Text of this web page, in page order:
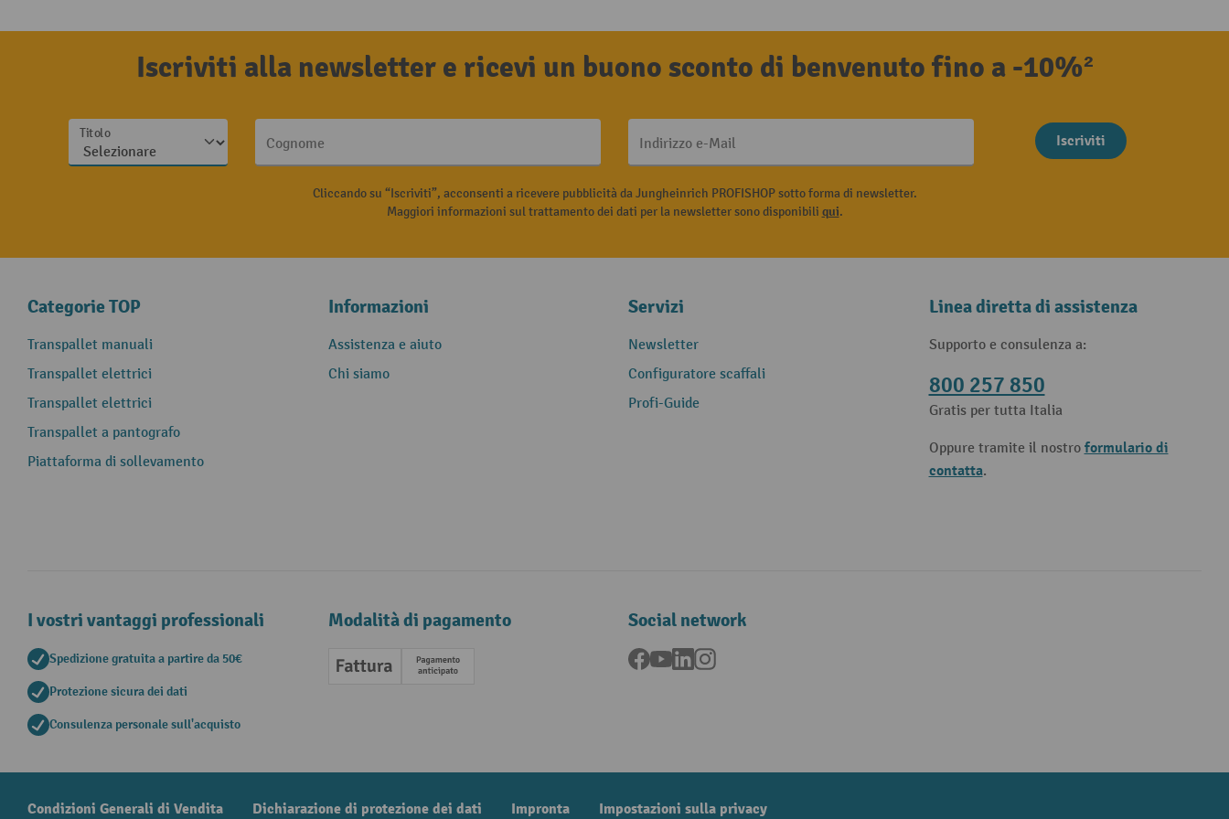
Iscriviti alla newsletter e ricevi un buono sconto di benvenuto fino a -10%²
Titolo
Cognome Indirizzo e-Mail Iscriviti
Cliccando su “Iscriviti”, acconsenti a ricevere pubblicità da Jungheinrich PROFISHOP sotto forma di newsletter.
Maggiori informazioni sul trattamento dei dati per la newsletter sono disponibili qui.
Categorie TOP
Transpallet manuali
Transpallet elettrici
Transpallet elettrici
Transpallet a pantografo
Piattaforma di sollevamento
Informazioni
Assistenza e aiuto
Chi siamo
Servizi
Newsletter
Configuratore scaffali
Profi-Guide
Linea diretta di assistenza
Supporto e consulenza a:
800 257 850
Gratis per tutta Italia
Oppure tramite il nostro formulario di
contatta.
I vostri vantaggi professionali
Spedizione gratuita a partire da 50€
Protezione sicura dei dati
Consulenza personale sull'acquisto
Modalità di pagamento
Fattura Pagamento anticipato
Social network
Facebook
YouTubeLinkedInInstagram
Condizioni Generali di Vendita Dichiarazione di protezione dei dati Impronta Impostazioni sulla privacy